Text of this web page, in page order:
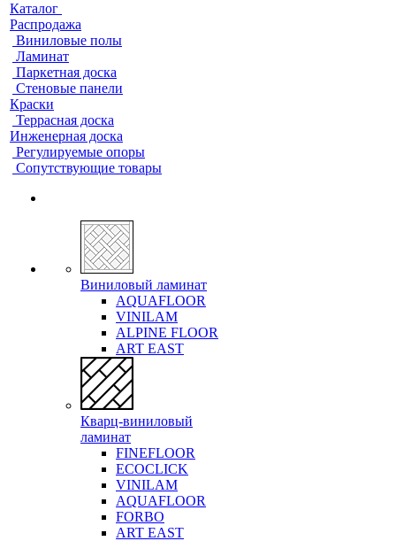
Каталог
Распродажа
Виниловые полы
Ламинат
Паркетная доска
Стеновые панели
Краски
Террасная доска
Инженерная доска
Регулируемые опоры
Сопутствующие товары
Виниловый ламинат
AQUAFLOOR
VINILAM
ALPINE FLOOR
ART EAST
Кварц-виниловый
ламинат
FINEFLOOR
ECOCLICK
VINILAM
AQUAFLOOR
FORBO
ART EAST